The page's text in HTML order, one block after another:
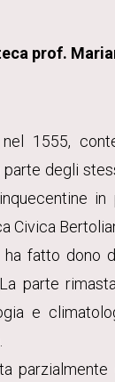
prof.
1555,
parte degli
Civica
ha fatto
parte
e